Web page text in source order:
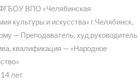
ВПО «Челябинская
культуры и искусства» г.Челябинск,
— Преподаватель, худ.руководитель
квалификация — «Народное
лет